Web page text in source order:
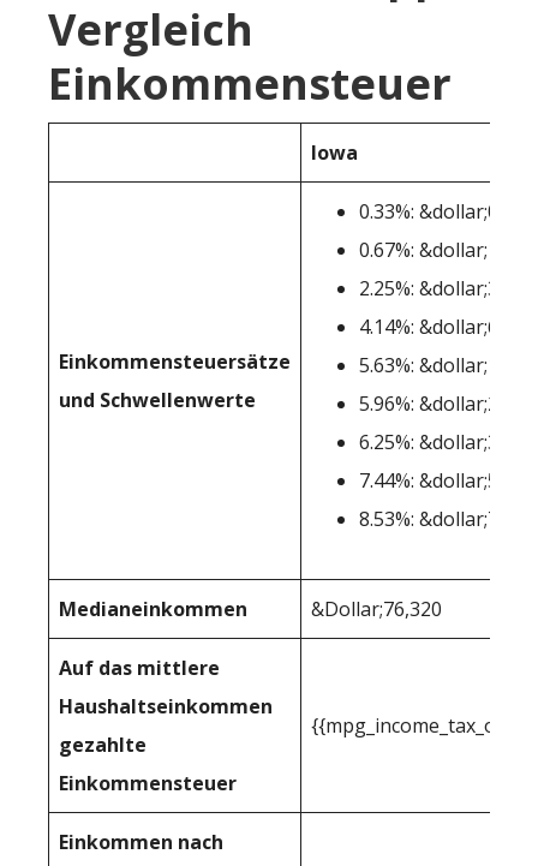
Vergleich
Einkommensteuer
Iowa
Einkommensteuersätze
und Schwellenwerte
0.33%: &dollar;0-
0.67%:
2.25%:
4.14%:
5.63%:
5.96%:
6.25%:
7.44%:
8.53%:
Medianeinkommen &Dollar;76,320
Auf das mittlere
Haushaltseinkommen
gezahlte
Einkommensteuer
Einkommen nach